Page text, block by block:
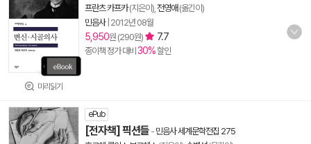
미리읽기
프란츠 카프카(지은이), 전영애 (옮긴이)
민음사| 2012년 08월
5,950원 (290원) 7.7
종이책 정가 대비 30%할인
ePub
[전자책] 픽션들 - 민음사 세계문학전집 275